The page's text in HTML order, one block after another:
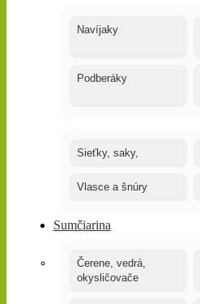
Navíjaky
Podberáky
Sieťky, saky,
Vlasce a šnúry
Sumčiarina
Čerene, vedrá,
okysličovače